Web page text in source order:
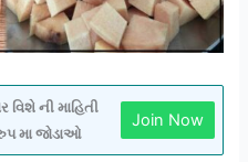
ની માહિતી
મા જોડાઓ
Join Now